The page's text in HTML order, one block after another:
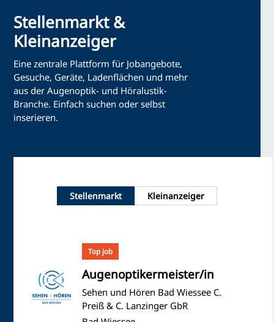
Stellenmarkt &
Kleinanzeiger
Eine zentrale Plattform für Jobangebote,
Gesuche, Geräte, Ladenflächen und mehr
aus der Augenoptik- und Höralustik-
Branche. Einfach suchen oder selbst
inserieren.
Stellenmarkt Kleinanzeiger
Top job
Augenoptikermeister/in
Sehen und Hören Bad Wiessee C.
Preiß & C. Lanzinger GbR